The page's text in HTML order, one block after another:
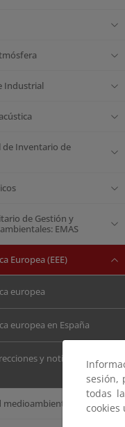
Industrial
de Inventario de
de Gestión y
EMAS
Europea (EEE)
europea
europea en España
y noticias de
sesión,
todas
cookies